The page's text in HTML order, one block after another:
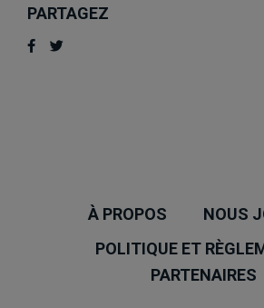
PARTAGEZ
À PROPOS
NOUS
POLITIQUE ET
PARTENAIRES